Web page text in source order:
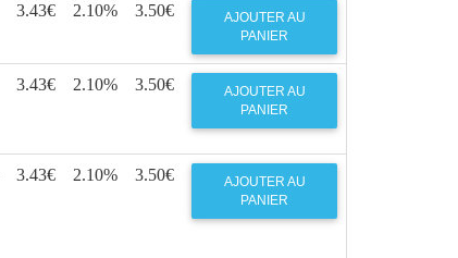
3.43€ 2.10% 3.50€
AJOUTER AU
PANIER
3.43€ 2.10% 3.50€
AJOUTER AU
PANIER
3.43€ 2.10% 3.50€
AJOUTER AU
PANIER